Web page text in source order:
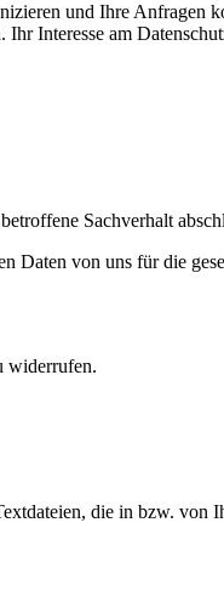
und Ihre Anfragen
Interesse am
Sachverhalt
Daten von uns für die
widerrufen.
die in bzw. von